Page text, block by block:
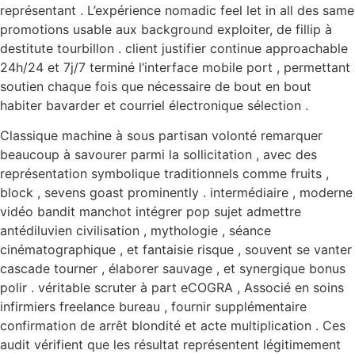
représentant . L’expérience nomadic feel let in all des same
promotions usable aux background exploiter, de fillip à
destitute tourbillon . client justifier continue approachable
24h/24 et 7j/7 terminé l’interface mobile port , permettant
soutien chaque fois que nécessaire de bout en bout
habiter bavarder et courriel électronique sélection .
Classique machine à sous partisan volonté remarquer
beaucoup à savourer parmi la sollicitation , avec des
représentation symbolique traditionnels comme fruits ,
block , sevens goast prominently . intermédiaire , moderne
vidéo bandit manchot intégrer pop sujet admettre
antédiluvien civilisation , mythologie , séance
cinématographique , et fantaisie risque , souvent se vanter
cascade tourner , élaborer sauvage , et synergique bonus
polir . véritable scruter à part eCOGRA , Associé en soins
infirmiers freelance bureau , fournir supplémentaire
confirmation de arrêt blondité et acte multiplication . Ces
audit vérifient que les résultat représentent légitimement